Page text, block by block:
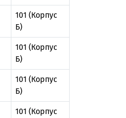
101 (Корпус
Б)
101 (Корпус
Б)
101 (Корпус
Б)
101 (Корпус